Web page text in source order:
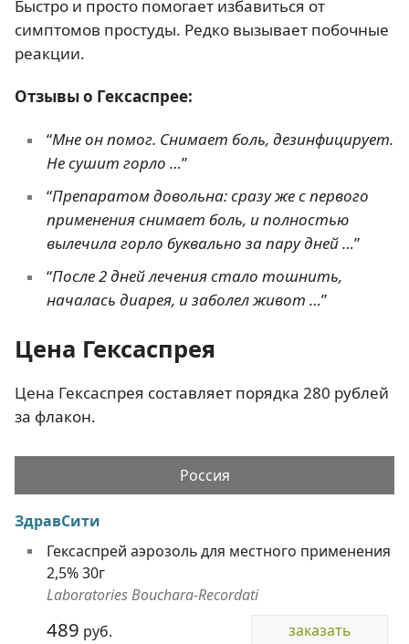
Быстро и просто помогает избавиться от
симптомов простуды. Редко вызывает побочные
реакции.
Отзывы о Гексаспрее:
“Мне он помог. Снимает боль, дезинфицирует.
Не сушит горло …”
“Препаратом довольна: сразу же с первого
применения снимает боль, и полностью
вылечила горло буквально за пару дней …”
“После 2 дней лечения стало тошнить,
началась диарея, и заболел живот …”
Цена Гексаспрея
Цена Гексаспрея составляет порядка 280 рублей
за флакон.
Россия
ЗдравСити
Гексаспрей аэрозоль для местного применения
2,5% 30г
Laboratories Bouchara-Recordati
489 руб. заказать